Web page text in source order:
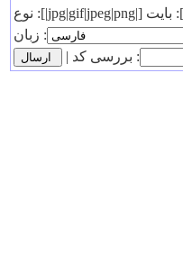
زبان :
| بررسی کد :